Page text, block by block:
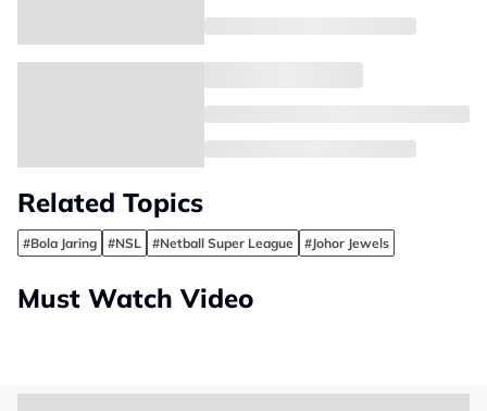
Related Topics
#Bola Jaring #NSL #Netball Super League #Johor Jewels
Must Watch Video